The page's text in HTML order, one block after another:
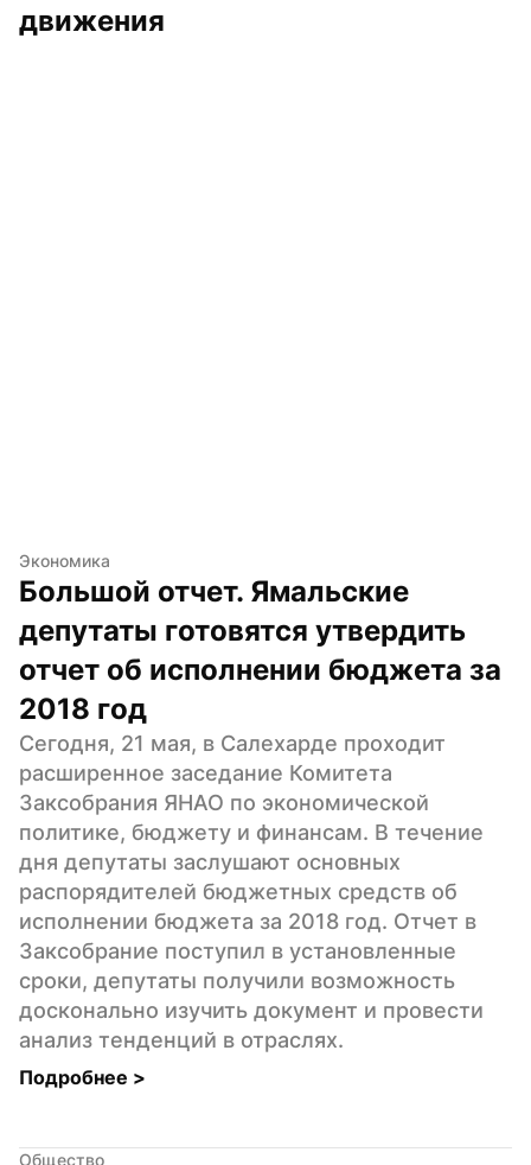
движения
Экономика
Большой отчет. Ямальские
депутаты готовятся утвердить
отчет об исполнении бюджета за
2018 год
Сегодня, 21 мая, в Салехарде проходит
расширенное заседание Комитета
Заксобрания ЯНАО по экономической
политике, бюджету и финансам. В течение
дня депутаты заслушают основных
распорядителей бюджетных средств об
исполнении бюджета за 2018 год. Отчет в
Заксобрание поступил в установленные
сроки, депутаты получили возможность
досконально изучить документ и провести
анализ тенденций в отраслях.
Подробнее >
Общество